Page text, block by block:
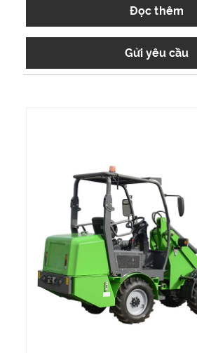
Đọc thêm
Gửi yêu cầu